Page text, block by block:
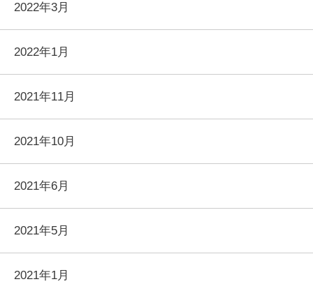
2022年3月
2022年1月
2021年11月
2021年10月
2021年6月
2021年5月
2021年1月